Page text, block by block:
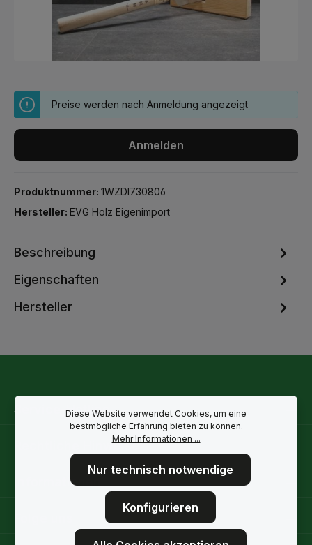
Preise werden nach Anmeldung angezeigt
Anmelden
Produktnummer: 1WZDI730806
Hersteller: EVG Holz Eigenimport
Beschreibung
Eigenschaften
Hersteller
Service-Hotline
Rechtliche Hinweise
Informationen
Folge uns
Diese Website verwendet Cookies, um eine
bestmögliche Erfahrung bieten zu können.
Mehr Informationen ...
Nur technisch notwendige
Konfigurieren